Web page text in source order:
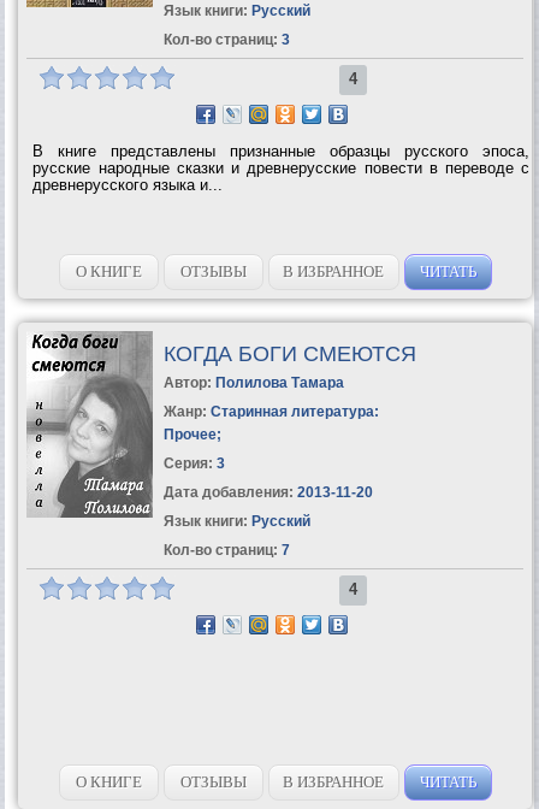
Язык книги: Русский
Кол-во страниц: 3
4
В книге представлены признанные образцы русского эпоса,
русские народные сказки и древнерусские повести в переводе с
древнерусского языка и...
О КНИГЕ ОТЗЫВЫ В ИЗБРАННОЕ ЧИТАТЬ
КОГДА БОГИ СМЕЮТСЯ
Автор: Полилова Тамара
Жанр: Старинная литература:
Прочее;
Серия: 3
Дата добавления: 2013-11-20
Язык книги: Русский
Кол-во страниц: 7
4
О КНИГЕ ОТЗЫВЫ В ИЗБРАННОЕ ЧИТАТЬ